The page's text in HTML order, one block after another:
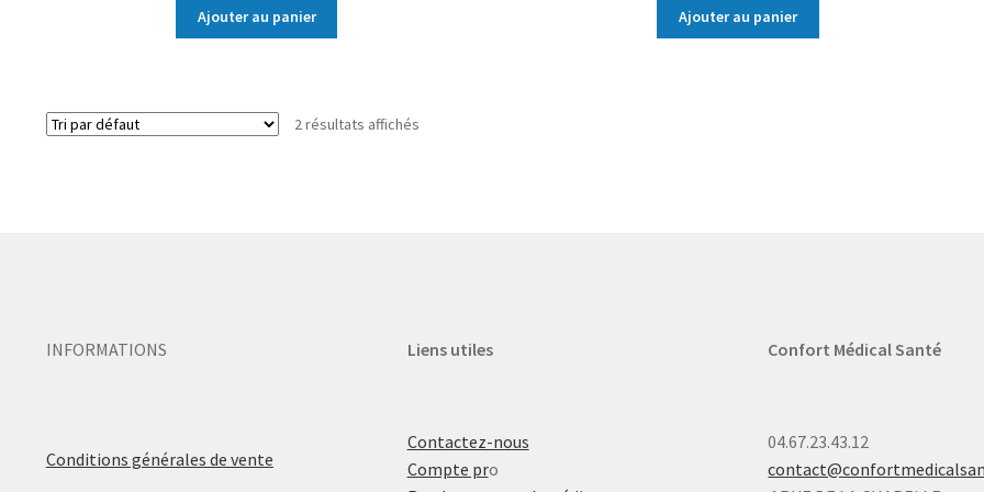
Ajouter au panier Ajouter au panier
2 résultats affichés
INFORMATIONS
Conditions générales de vente
Liens utiles
Contactez-nous
Compte pro
Confort Médical Santé
04.67.23.43.12